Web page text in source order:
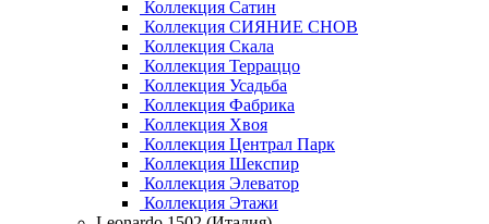
Коллекция Сатин
Коллекция СИЯНИЕ СНОВ
Коллекция Скала
Коллекция Терраццо
Коллекция Усадьба
Коллекция Фабрика
Коллекция Хвоя
Коллекция Централ Парк
Коллекция Шекспир
Коллекция Элеватор
Коллекция Этажи